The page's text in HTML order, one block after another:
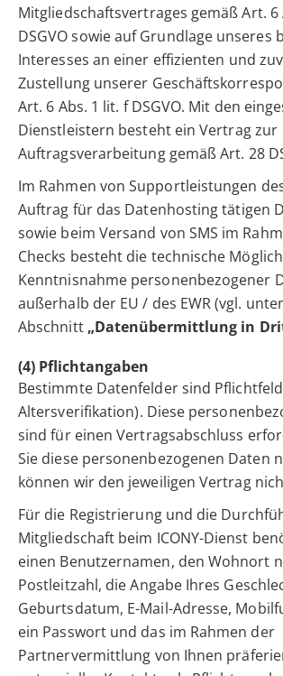
Mitgliedschaftsvertrages gemäß Art. 6
DSGVO sowie auf Grundlage unseres
Interesses an einer effizienten und
Zustellung unserer
Art. 6 Abs. 1 lit. f DSGVO. Mit den
Dienstleistern besteht ein Vertrag zur
Auftragsverarbeitung gemäß Art. 28
Im Rahmen von Supportleistungen
Auftrag für das Datenhosting tätigen
sowie beim Versand von SMS im
Checks besteht die technische
Kenntnisnahme personenbezogener
außerhalb der EU / des EWR (vgl.
Abschnitt „Datenübermittlung in
(4) Pflichtangaben
Bestimmte Datenfelder sind
Altersverifikation). Diese
sind für einen Vertragsabschluss
Sie diese personenbezogenen Daten
können wir den jeweiligen Vertrag
Für die Registrierung und die
Mitgliedschaft beim ICONY-Dienst
einen Benutzernamen, den Wohnort
Postleitzahl, die Angabe Ihres
Geburtsdatum, E-Mail-Adresse,
ein Passwort und das im Rahmen der
Partnervermittlung von Ihnen